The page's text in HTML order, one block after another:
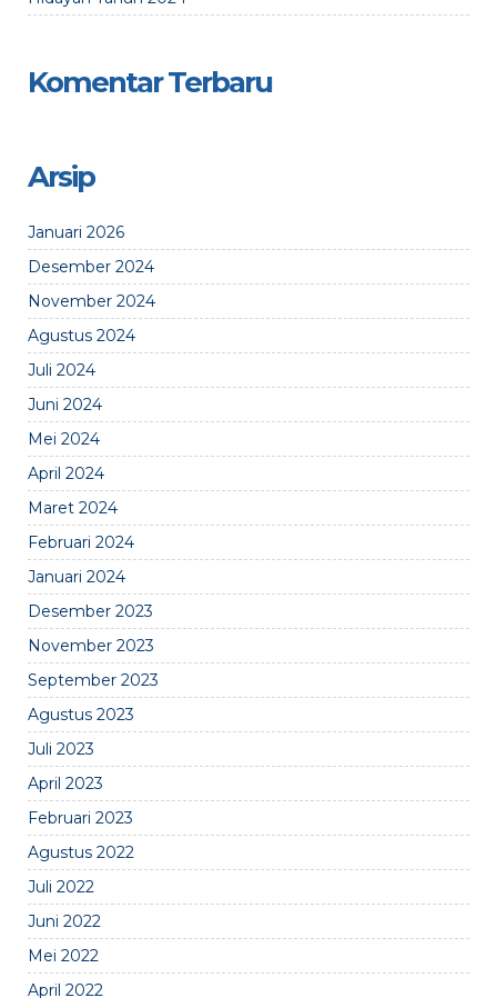
Komentar Terbaru
Arsip
Januari 2026
Desember 2024
November 2024
Agustus 2024
Juli 2024
Juni 2024
Mei 2024
April 2024
Maret 2024
Februari 2024
Januari 2024
Desember 2023
November 2023
September 2023
Agustus 2023
Juli 2023
April 2023
Februari 2023
Agustus 2022
Juli 2022
Juni 2022
Mei 2022
April 2022